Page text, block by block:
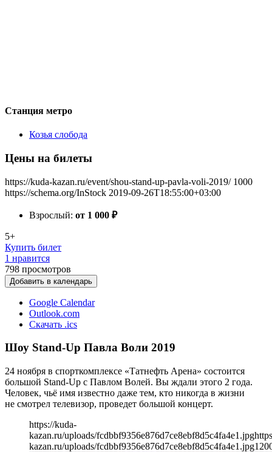
Станция метро
Козья слобода
Цены на билеты
https://kuda-kazan.ru/event/shou-stand-up-pavla-voli-2019/ 1000
https://schema.org/InStock 2019-09-26T18:55:00+03:00
Взрослый: от 1 000 ₽
5+
Купить билет
1 нравится
798 просмотров
Добавить в календарь
Google Calendar
Outlook.com
Скачать .ics
Шоу Stand-Up Павла Воли 2019
24 ноября в спорткомплексе «Татнефть Арена» состоится
большой Stand-Up с Павлом Волей. Вы ждали этого 2 года.
Человек, чьё имя известно даже тем, кто никогда в жизни
не смотрел телевизор, проведет большой концерт.
https://kuda-
kazan.ru/uploads/fcdbbf9356e876d7ce8ebf8d5c4fa4e1.jpg
kazan.ru/uploads/fcdbbf9356e876d7ce8ebf8d5c4fa4e1.jpg